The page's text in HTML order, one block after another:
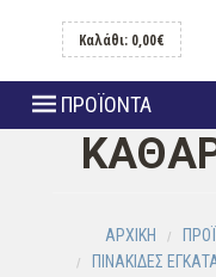
Καλάθι: 0,00€
ΠΡΟΪΟΝΤΑ
ΑΡΧΙΚΗ
ΠΙΝΑΚΙΔΕΣ